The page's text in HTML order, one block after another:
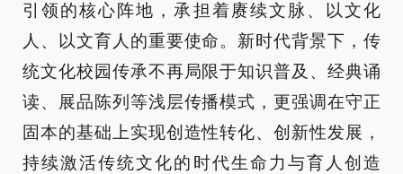
引领的核心阵地，承担着赓续文脉、以文化
人、以文育人的重要使命。新时代背景下，传
统文化校园传承不再局限于知识普及、经典诵
读、展品陈列等浅层传播模式，更强调在守正
固本的基础上实现创造性转化、创新性发展，
持续激活传统文化的时代生命力与育人创造